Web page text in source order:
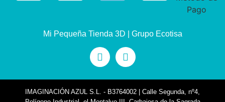
Mi Pequeña Tienda 3D | Grupo Ecotisa
IMAGINACIÓN AZUL S.L. - B3764002 | Calle Segunda, nº4,